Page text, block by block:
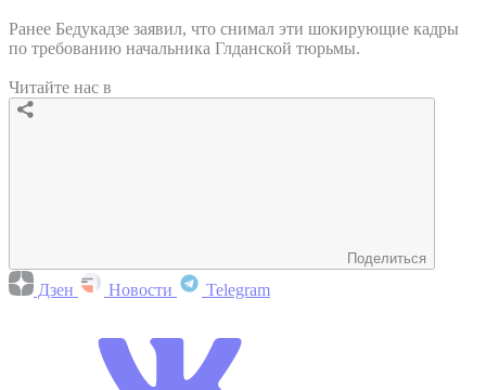
Ранее Бедукадзе заявил, что снимал эти шокирующие кадры
по требованию начальника Глданской тюрьмы.
Читайте нас в
Поделиться
Дзен Новости Telegram